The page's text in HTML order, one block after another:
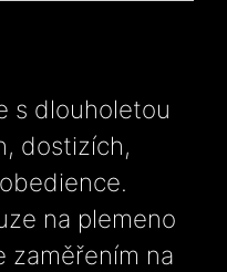
s dlouholetou
dostizích,
na plemeno
zaměřením na